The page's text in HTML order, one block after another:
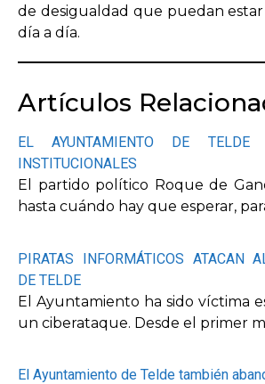
de desigualdad que puedan
día a día.
Artículos
EL AYUNTAMIENTO DE TELDE
INSTITUCIONALES
El partido político Roque de
hasta cuándo hay que esperar,
PIRATAS INFORMÁTICOS ATACAN
DE TELDE
El Ayuntamiento ha sido víctima
un ciberataque. Desde el primer
El Ayuntamiento de Telde también